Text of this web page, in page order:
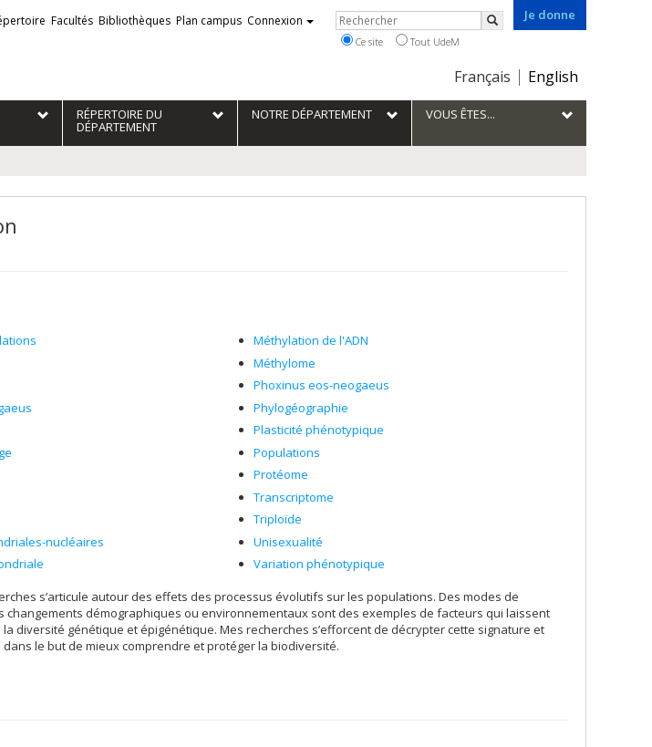
Je donne
Choix
la
langue
Français English
Facultés Bibliothèques Plan campus Connexion Rechercher
Rechercher
Ce site Tout UdeM
RÉPERTOIRE DU
DÉPARTEMENT
NOTRE DÉPARTEMENT VOUS ÊTES...
nucléaires
Méthylation de l'ADN
Méthylome
Phoxinus eos-neogaeus
Phylogéographie
Plasticité phénotypique
Populations
Protéome
Transcriptome
Triploïde
Unisexualité
Variation phénotypique
s’articule autour des effets des processus évolutifs sur les populations. Des modes de
changements démographiques ou environnementaux sont des exemples de facteurs qui laissent
diversité génétique et épigénétique. Mes recherches s’efforcent de décrypter cette signature et
dans le but de mieux comprendre et protéger la biodiversité.